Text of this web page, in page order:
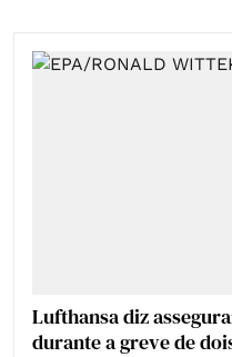
Lufthansa diz
durante a greve de